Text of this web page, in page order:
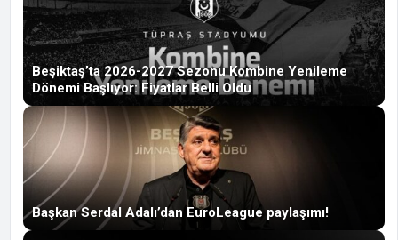
Beşiktaş’ta 2026-2027 Sezonu Kombine Yenileme
Dönemi Başlıyor: Fiyatlar Belli Oldu
Başkan Serdal Adalı’dan EuroLeague paylaşımı!